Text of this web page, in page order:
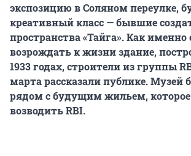
экспозицию в Соляном переулке,
креативный класс — бывшие
пространства «Тайга». Как именно
возрождать к жизни здание,
1933 годах, строители из группы
марта рассказали публике. Музей
рядом с будущим жильем,
возводить RBI.